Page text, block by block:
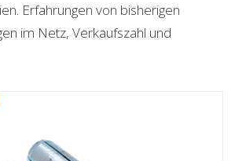
Erfahrungen von bisherigen
im Netz, Verkaufszahl und